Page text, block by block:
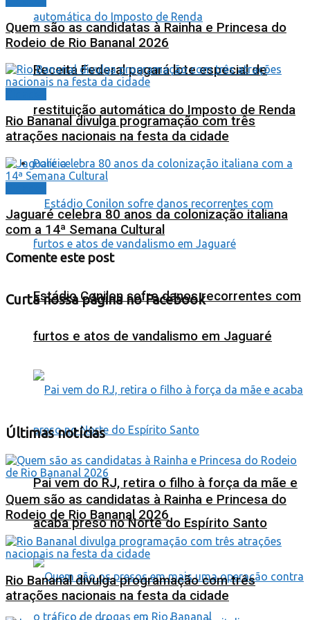
Receita Federal pagará lote especial de
restituição automática do Imposto de Renda
Polícia
Estádio Conilon sofre danos recorrentes com
furtos e atos de vandalismo em Jaguaré
Pai vem do RJ, retira o filho à força da mãe e
acaba preso no Norte do Espírito Santo
Quem são as candidatas à Rainha e Princesa do
Rodeio de Rio Bananal 2026
Rio Bananal divulga programação com três
atrações nacionais na festa da cidade
Jaguaré celebra 80 anos da colonização italiana
com a 14ª Semana Cultural
Comente este post
Curta nossa página no Facebook
Últimas notícias
Quem são as candidatas à Rainha e Princesa do
Rodeio de Rio Bananal 2026
Rio Bananal divulga programação com três
atrações nacionais na festa da cidade